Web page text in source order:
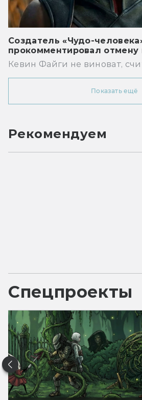
Создатель «Чудо-
прокомментировал отмену
Кевин Файги не виноват,
Показать ещё
Рекомендуем
Спецпроекты